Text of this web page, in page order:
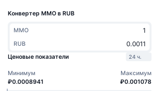
Конвертер MMO в RUB
MMO
RUB
Ценовые показатели
24 ч.
Минимум
₽0.0008941
Максимум
₽0.001078